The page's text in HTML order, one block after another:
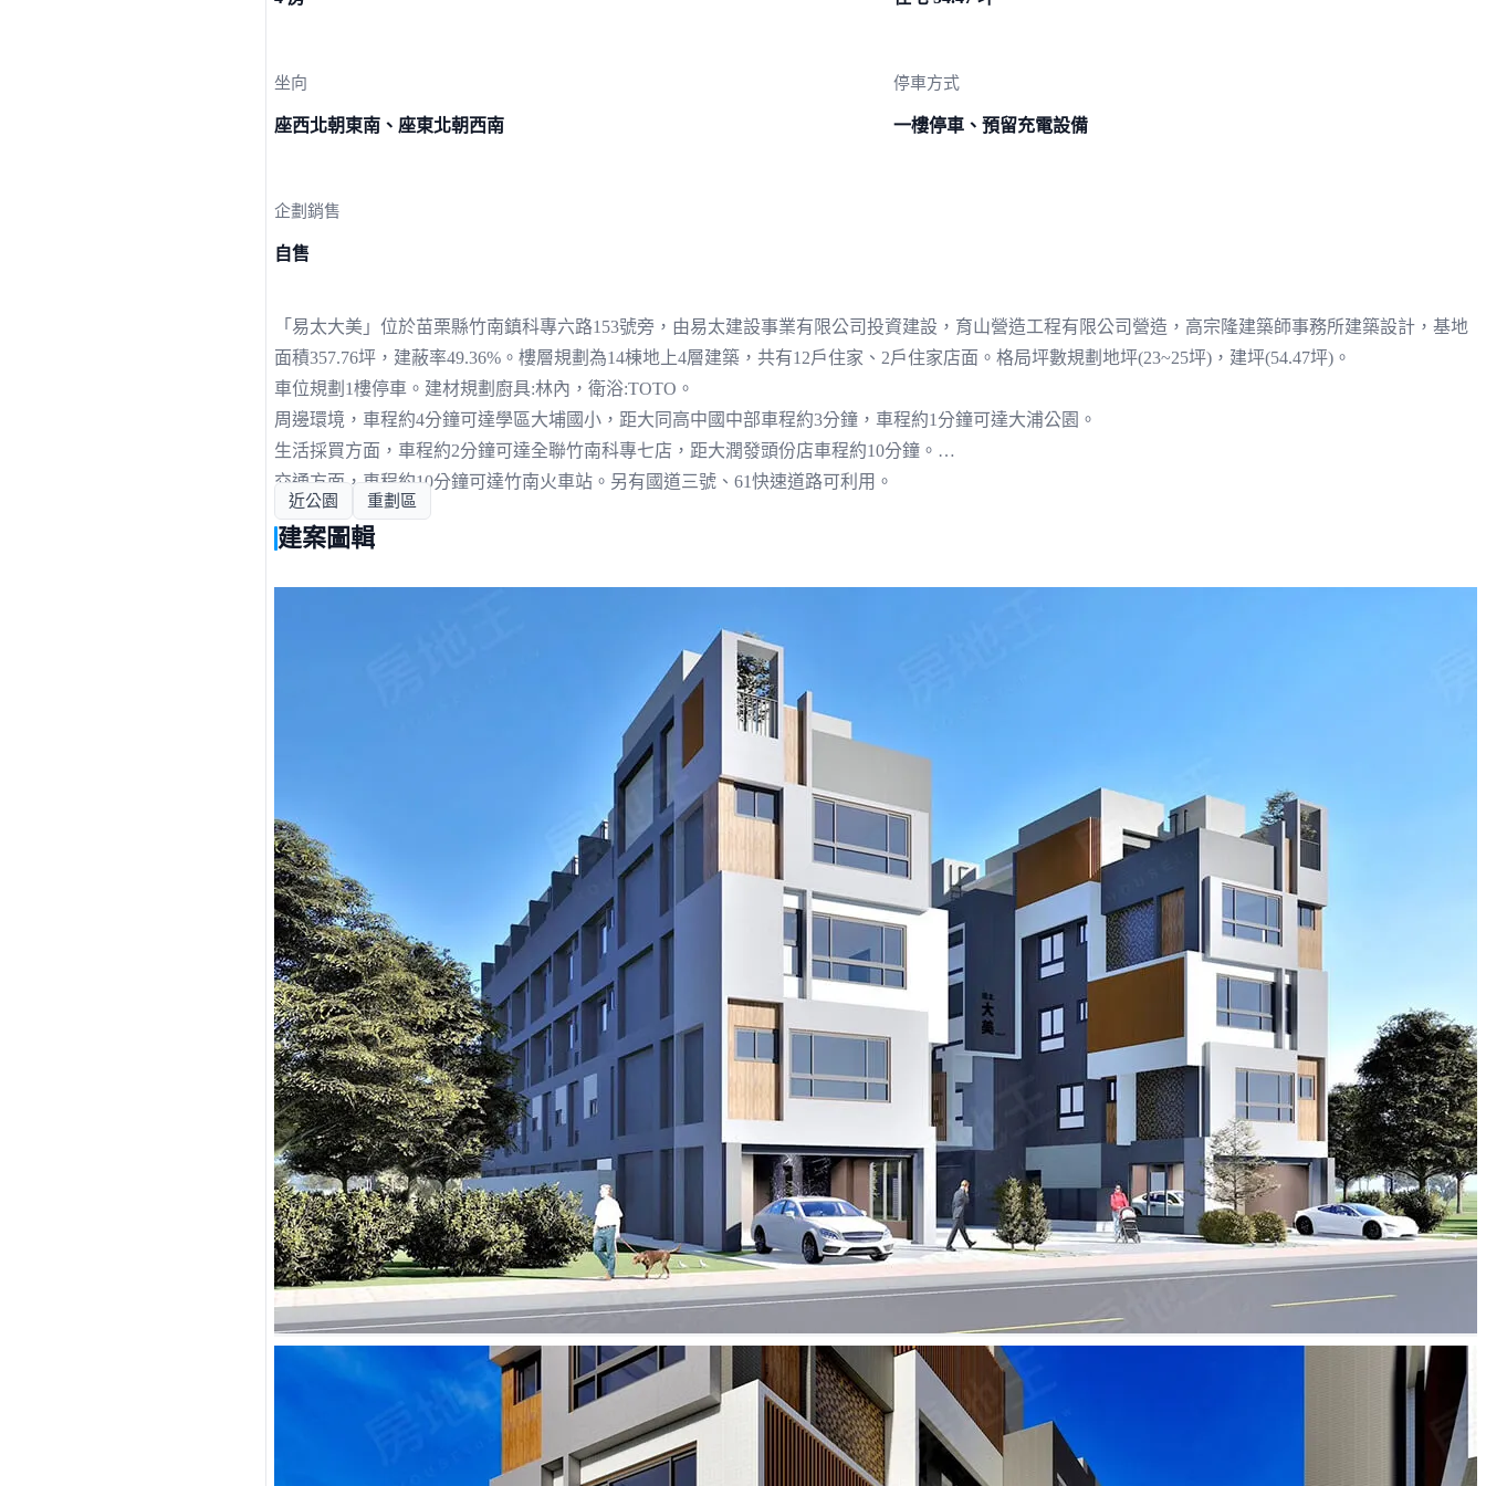
坐向
座西北朝東南、座東北朝西南
停車方式
一樓停車、預留充電設備
企劃銷售
自售
「易太大美」位於苗栗縣竹南鎮科專六路153號旁，由易太建設事業有限公司投資建設，育山營造工程有限公司營造，高宗隆建築師事務所建築設計，基地
面積357.76坪，建蔽率49.36%。樓層規劃為14棟地上4層建築，共有12戶住家、2戶住家店面。格局坪數規劃地坪(23~25坪)，建坪(54.47坪)。
車位規劃1樓停車。建材規劃廚具:林內，衛浴:TOTO。
周邊環境，車程約4分鐘可達學區大埔國小，距大同高中國中部車程約3分鐘，車程約1分鐘可達大浦公園。
生活採買方面，車程約2分鐘可達全聯竹南科專七店，距大潤發頭份店車程約10分鐘。
交通方面，車程約10分鐘可達竹南火車站。另有國道三號、61快速道路可利用。
近公園 重劃區
建案圖輯